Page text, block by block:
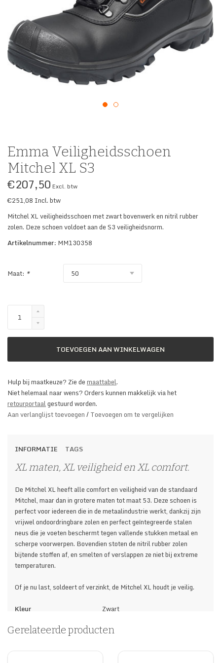
SECURITY & SERVICES
Emma Veiligheidsschoen
Mitchel XL S3
€207,50 Excl. btw
€251,08 Incl. btw
Mitchel XL veiligheidsschoen met zwart bovenwerk en nitril rubber
zolen. Deze schoen voldoet aan de S3 veiligheidsnorm.
Artikelnummer: MM130358
Maat: *
TOEVOEGEN AAN WINKELWAGEN
Hulp bij maatkeuze? Zie demaattabel.
Niet helemaal naar wens? Orders kunnen makkelijk via het
retourportaalgestuurd worden.
Aan verlanglijst toevoegen/Toevoegen om te vergelijken
INFORMATIE TAGS
XL maten, XL veiligheid en XL comfort.
De Mitchel XL heeft alle comfort en veiligheid van de standaard
Mitchel, maar dan in grotere maten tot maat 53. Deze schoen is
perfect voor iedereen die in de metaalindustrie werkt, dankzij zijn
vrijwel ondoordringbare zolen en perfect geïntegreerde stalen
neus die je voeten beschermt tegen vallende stukken metaal en
scherpe voorwerpen. Bovendien stoten de nitril rubber zolen
bijtende stoffen af, en smelten of verslappen ze niet bij extreme
temperaturen.
Of je nu last, soldeert of verzinkt, de Mitchel XL houdt je veilig.
Kleur
Zwart
Voering
Volnerf Nappaleer / Splitleer
versterkte hiel
Gerelateerde producten